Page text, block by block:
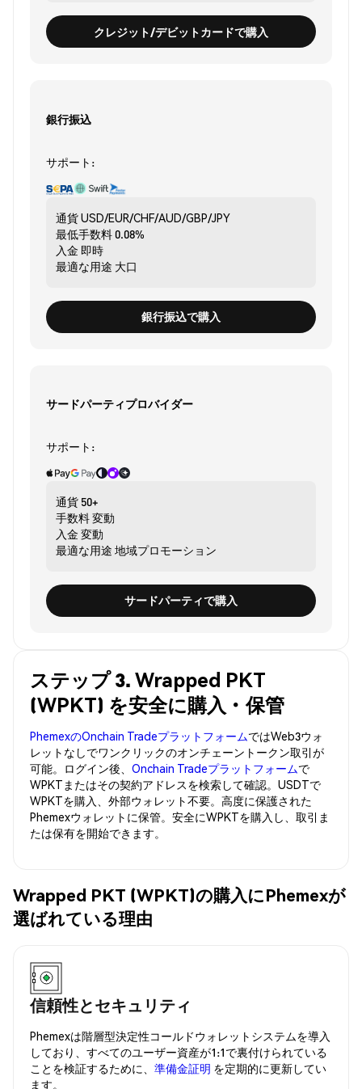
クレジット/デビットカードで購入
銀行振込
サポート:
通貨USD/EUR/CHF/AUD/GBP/JPY
最低手数料0.08%
入金 即時
最適な用途 大口
銀行振込で購入
サードパーティプロバイダー
サポート:
通貨 50+
手数料変動
入金 変動
最適な用途 地域プロモーション
サードパーティで購入
ステップ 3. Wrapped PKT
(WPKT) を安全に購入・保管
PhemexのOnchain TradeプラットフォームではWeb3ウォ
レットなしでワンクリックのオンチェーントークン取引が
可能。ログイン後、 Onchain Tradeプラットフォームで
WPKTまたはその契約アドレスを検索して確認。USDTで
WPKTを購入、外部ウォレット不要。高度に保護された
Phemexウォレットに保管。安全にWPKTを購入し、取引ま
たは保有を開始できます。
Wrapped PKT (WPKT)の購入にPhemexが
選ばれている理由
信頼性とセキュリティ
Phemexは階層型決定性コールドウォレットシステムを導入
しており、すべてのユーザー資産が1:1で裏付けられている
ことを検証するために、 準備金証明 を定期的に更新してい
ます。